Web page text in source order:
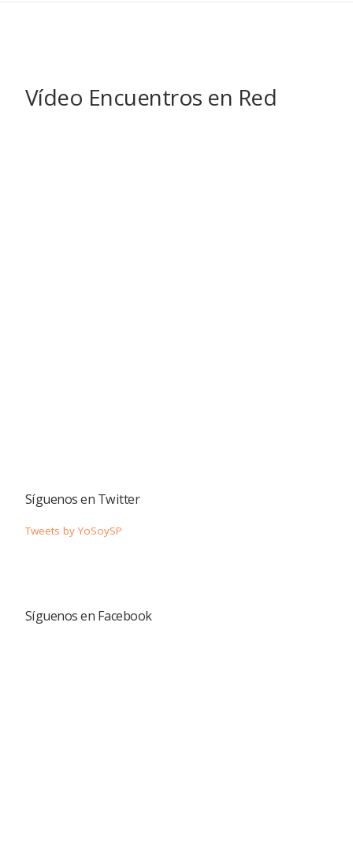
Vídeo Encuentros en Red
Síguenos en Twitter
Tweets by YoSoySP
Síguenos en Facebook